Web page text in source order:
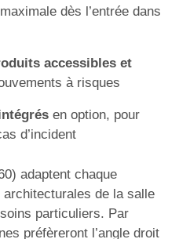
dès l’entrée dans
accessibles et
à risques
en option, pour
d’incident
adaptent chaque
de la salle
particuliers. Par
préfèreront l’angle droit